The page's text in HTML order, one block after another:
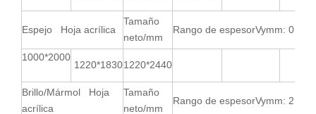
Espejo Hoja acrílica
Tamaño
neto/mm
Rango de espesorVymm: 0,8-6
1000*2000
1220*18301220*2440
Brillo/Mármol Hoja
acrílica
Tamaño
neto/mm
Rango de espesorVymm: 2,3-